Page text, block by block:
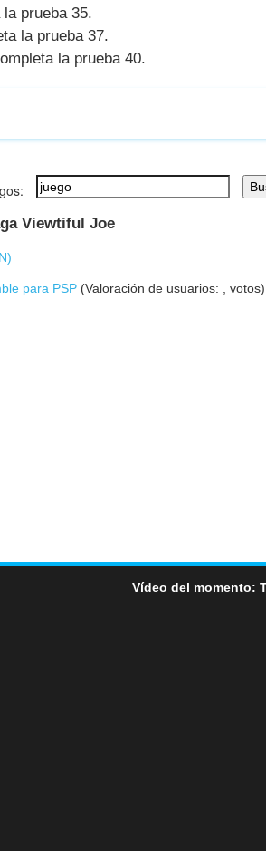
prueba 35.
la prueba 37.
la prueba 40.
Viewtiful Joe
)
para PSP (Valoración de usuarios: votos)
Vídeo del momento: